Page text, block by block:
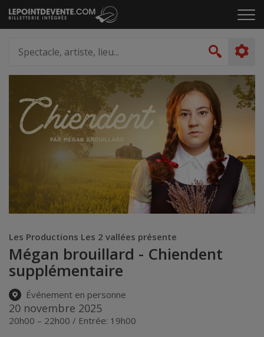
Passer
au
le
artiste,
lieu...
Les Productions Les 2 vallées présente
Mégan brouillard - Chiendent
supplémentaire
Événement en personne
20 novembre 2025
20h00 – 22h00 / Entrée: 19h00